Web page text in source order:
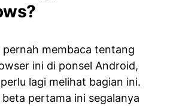
membaca tentang
ini di ponsel Android,
lagi melihat bagian ini.
beta pertama ini segalanya